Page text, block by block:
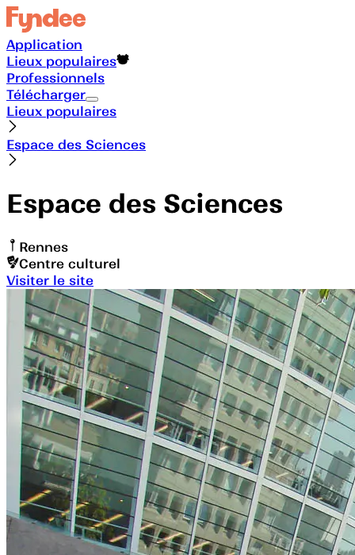
Application
Lieux populaires
Professionnels
Télécharger
Lieux populaires
Espace des Sciences
Espace des Sciences
Rennes
Centre culturel
Visiter le site